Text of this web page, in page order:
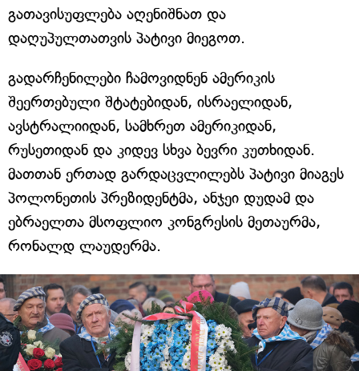
გათავისუფლება აღენიშნათ და
დაღუპულთათვის პატივი მიეგოთ.
გადარჩენილები ჩამოვიდნენ ამერიკის
შეერთებული შტატებიდან, ისრაელიდან,
ავსტრალიიდან, სამხრეთ ამერიკიდან,
რუსეთიდან და კიდევ სხვა ბევრი კუთხიდან.
მათთან ერთად გარდაცვლილებს პატივი მიაგეს
პოლონეთის პრეზიდენტმა, ანჯეი დუდამ და
ებრაელთა მსოფლიო კონგრესის მეთაურმა,
რონალდ ლაუდერმა.